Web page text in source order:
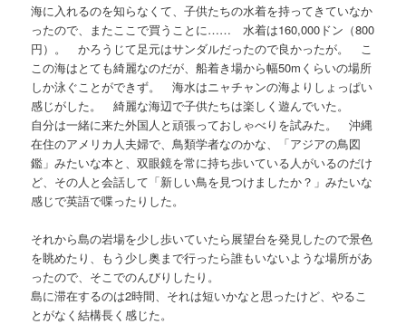
海に入れるのを知らなくて、子供たちの水着を持ってきていなか
ったので、またここで買うことに…… 水着は160,000ドン（800
円）。 かろうじて足元はサンダルだったので良かったが。 こ
この海はとても綺麗なのだが、船着き場から幅50mくらいの場所
しか泳ぐことができず。 海水はニャチャンの海よりしょっぱい
感じがした。 綺麗な海辺で子供たちは楽しく遊んでいた。
自分は一緒に来た外国人と頑張っておしゃべりを試みた。 沖縄
在住のアメリカ人夫婦で、鳥類学者なのかな、「アジアの鳥図
鑑」みたいな本と、双眼鏡を常に持ち歩いている人がいるのだけ
ど、その人と会話して「新しい鳥を見つけましたか？」みたいな
感じで英語で喋ったりした。
それから島の岩場を少し歩いていたら展望台を発見したので景色
を眺めたり、もう少し奥まで行ったら誰もいないような場所があ
ったので、そこでのんびりしたり。
島に滞在するのは2時間、それは短いかなと思ったけど、やるこ
とがなく結構長く感じた。